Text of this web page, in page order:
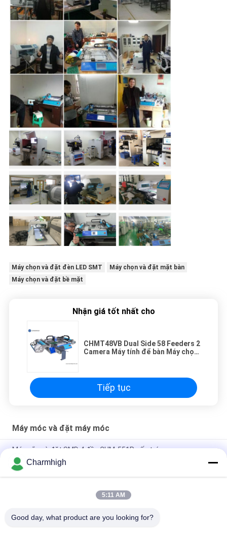
Máy chọn và đặt đèn LED SMT
Máy chọn và đặt mặt bàn
Máy chọn và đặt bề mặt
Nhận giá tốt nhất cho
CHMT48VB Dual Side 58 Feeders 2
Camera Máy tính để bàn Máy chọn
Tiếp tục
Máy móc và đặt máy móc
Máy gắp và đặt SMD 4 đầu CHM-551P cấu trúc gang
Thiết kế hẹp Mô-đun TC06 độ chính xác cao Máy gắp và đặt
SMT 6 đầu Hỗ trợ 01005
Charmhigh TM08 PCBA sản xuất SMT Chip Mounter
Charmhigh
5:11 AM
Good day, what product are you looking for?